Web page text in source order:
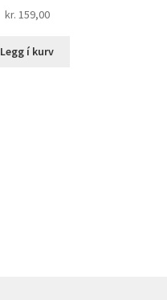
kr. 159,00
Legg í kurv